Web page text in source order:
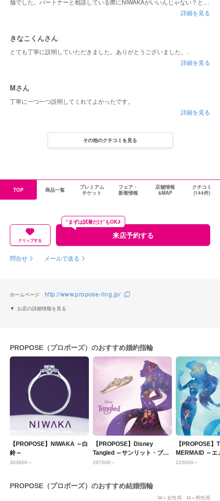
舗でした。パートナーと相談している際にNIWAKAがいいんじゃない？とい
う話になっており、まさかこの店舗にあると思わず驚きでした。(下調べ不
ても親切な方で安心して購入することができました！
詳細を見る
きなこくんさん
とても丁寧に説明していただきました。ありがとうございました。.
詳細を見る
Mさん
丁寧に一つ一つ説明してくれてよかったです。
詳細を見る
その他のクチコミを見る
TOP 商品一覧
プレミアム
チケット
フェア・
新着情報
店舗情報
&MAP
クチコミ
(144件)
クリップする
来店予約する
“まずは試着だけ”もOK♪
問合せ メールで送る
ホームページ http://www.propose-ring.jp/
お店の詳細情報を見る
PROPOSE（プロポーズ）のおすすめ婚約指輪
【PROPOSE】NIWAKA ～白
鈴～
303600～
【PROPOSE】Disney
Tangled ～サンリット・ブロ
ッサム～
297000～
【PROPOSE】
MERMAID ～エ
グーン～
220000～
PROPOSE（プロポーズ）のおすすめ結婚指輪
W＝女性用 M＝男性用